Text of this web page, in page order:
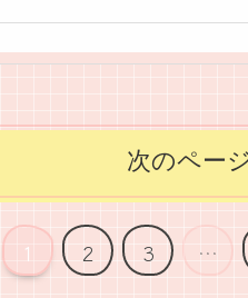
次のペー
1 2 3 …